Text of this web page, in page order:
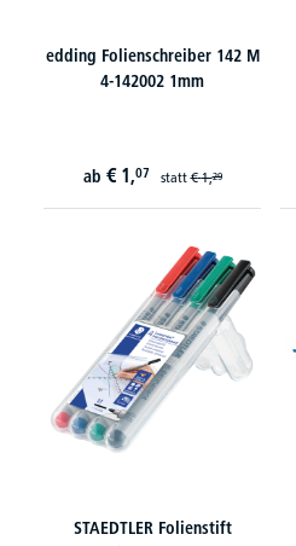
edding Folienschreiber 142 M
4-142002 1mm
ab € 1,07 statt€ 1,29
STAEDTLER Folienstift